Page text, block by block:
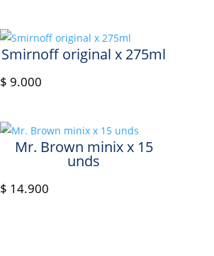
Smirnoff original x 275ml
$ 9.000
Mr. Brown minix x 15
unds
$ 14.900